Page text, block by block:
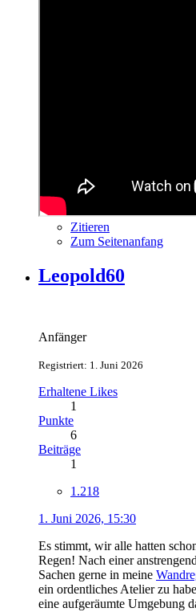
Zitieren
Zum Seitenanfang
Leopold60
Anfänger
Registriert: 1. Juni 2026
Erhaltene Likes
1
Punkte
6
Beiträge
1
1.218
1. Juni 2026, 15:30
Es stimmt, wir alle hatten
Regen! Nach einer
Sachen gerne in meine
ein ordentliches Atelier zu
eine aufgeräumte Umgebung